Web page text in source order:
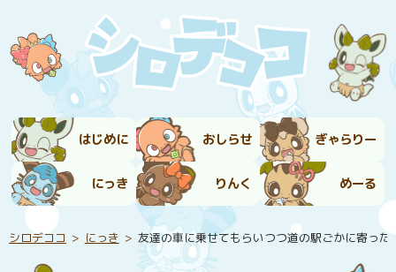
はじめに おしらせ ぎゃらりー
にっき りんく めーる
シロデココ にっき 友達の車に乗せてもらいつつ道の駅ごかに寄っ